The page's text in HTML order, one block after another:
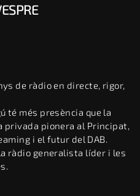
de ràdio en directe, rigor,
té més presència que la
privada pionera al Principat,
i el futur del DAB.
ràdio generalista líder i les